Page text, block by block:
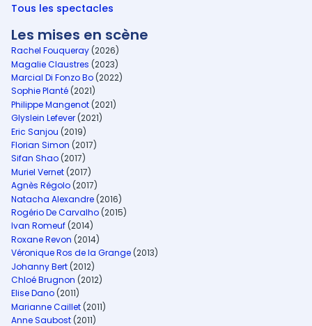
Tous les spectacles
Les mises en scène
Rachel Fouqueray (2026)
Magalie Claustres (2023)
Marcial Di Fonzo Bo (2022)
Sophie Planté (2021)
Philippe Mangenot (2021)
Glyslein Lefever (2021)
Eric Sanjou (2019)
Florian Simon (2017)
Sifan Shao (2017)
Muriel Vernet (2017)
Agnès Régolo (2017)
Natacha Alexandre (2016)
Rogério De Carvalho (2015)
Ivan Romeuf (2014)
Roxane Revon (2014)
Véronique Ros de la Grange (2013)
Johanny Bert (2012)
Chloé Brugnon (2012)
Elise Dano (2011)
Marianne Caillet (2011)
Anne Saubost (2011)